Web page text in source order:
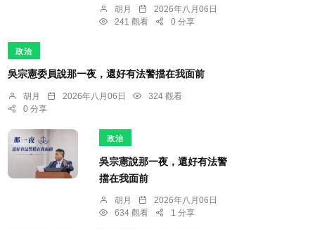
胡月
2026年八月06日
241 觀看
0 分享
政治
吳宗憲委員說那一夜，還好有法警擋在我面前
胡月 2026年八月06日
324 觀看
0 分享
政治
吳宗憲說那一夜，還好有法警
擋在我面前
胡月
2026年八月06日
634 觀看
1 分享